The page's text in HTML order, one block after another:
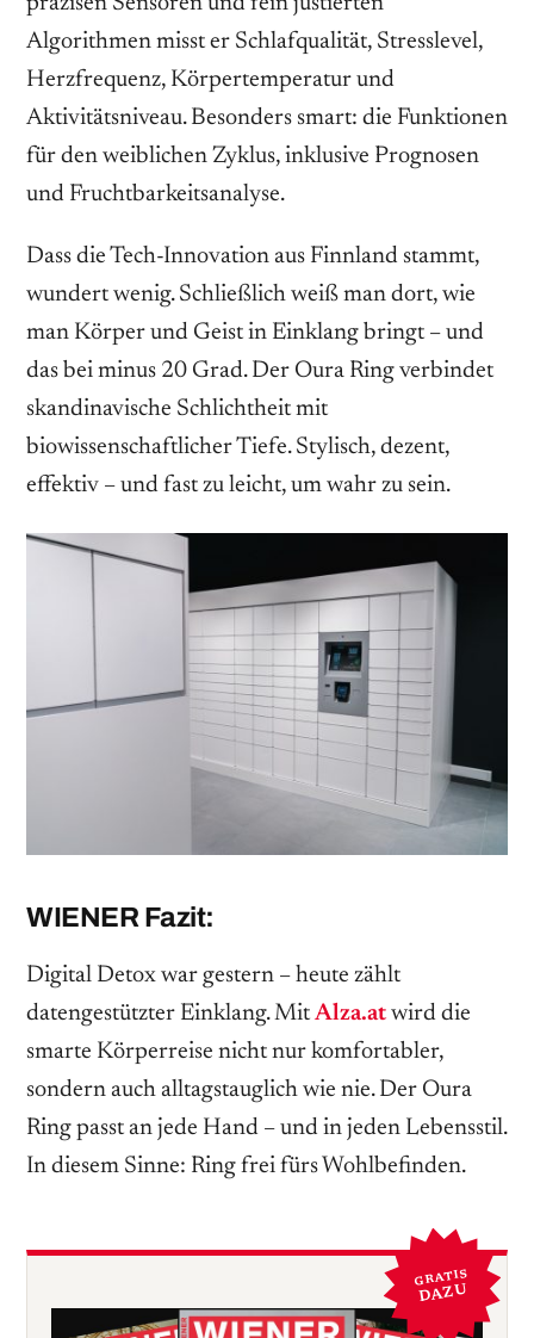
Algorithmen misst er Schlafqualität, Stresslevel,
Herzfrequenz, Körpertemperatur und
Aktivitätsniveau. Besonders smart: die Funktionen
für den weiblichen Zyklus, inklusive Prognosen
und Fruchtbarkeitsanalyse.
Dass die Tech-Innovation aus Finnland stammt,
wundert wenig. Schließlich weiß man dort, wie
man Körper und Geist in Einklang bringt – und
das bei minus 20 Grad. Der Oura Ring verbindet
skandinavische Schlichtheit mit
biowissenschaftlicher Tiefe. Stylisch, dezent,
effektiv – und fast zu leicht, um wahr zu sein.
WIENER Fazit:
Digital Detox war gestern – heute zählt
datengestützter Einklang. Mit Alza.at wird die
smarte Körperreise nicht nur komfortabler,
sondern auch alltagstauglich wie nie. Der Oura
Ring passt an jede Hand – und in jeden Lebensstil.
In diesem Sinne: Ring frei fürs Wohlbefinden.
GRATIS
DAZU